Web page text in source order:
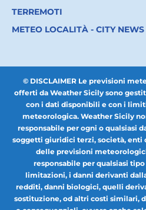
TERREMOTI
METEO LOCALITÀ - CITY NEWS
© DISCLAIMER Le previsioni
offerti da Weather Sicily sono
con i dati disponibili e con i
meteorologica. Weather Sicily
responsabile per ogni o qualsiasi
soggetti giuridici terzi, società, enti
delle previsioni
responsabile per qualsiasi
limitazioni, i danni derivanti
redditi, danni biologici, quelli
sostituzione, od altri costi similari,